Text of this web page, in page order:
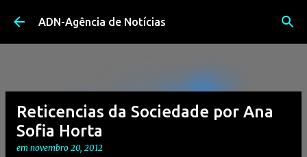
Avançar para o conteúdo principal
ADN-Agência de Notícias
Reticencias da Sociedade por Ana
Sofia Horta
em novembro 20, 2012